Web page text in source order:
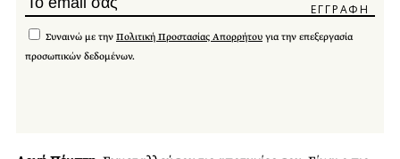
Συναινώ με την Πολιτική Προστασίας Απορρήτου για την επεξεργασία
προσωπικών δεδομένων.